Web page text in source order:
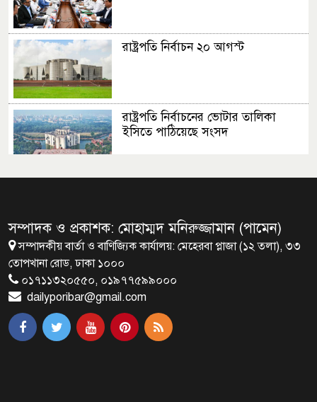
রাষ্ট্রপতি নির্বাচন ২০ আগস্ট
রাষ্ট্রপতি নির্বাচনের ভোটার তালিকা
ইসিতে পাঠিয়েছে সংসদ
ব্রাক্ষণবাড়িয়ায় বইপড়া কর্মসূচীর
শুভসূচনা
মালয়েশিয়ায় মারামারি করে তিন
বাংলাদেশি নিহত
সম্পাদক ও প্রকাশক: মোহাম্মদ মনিরুজ্জামান (পামেন)
সম্পাদকীয় বার্তা ও বাণিজ্যিক কার্যালয়: মেহেরবা প্লাজা (১২ তলা), ৩৩
তোপখানা রোড, ঢাকা ১০০০
০১৭১১৩২০৫৫০, ০১৯৭৭৫৯৯০০০
dailyporibar@gmail.com